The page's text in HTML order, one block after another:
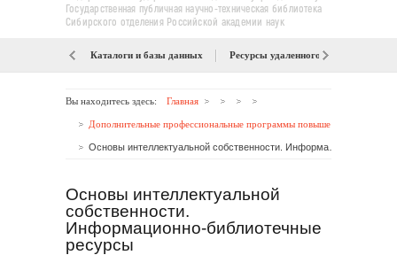
Государственная публичная научно-техническая библиотека
Сибирского отделения Российской академии наук
Каталоги и базы данных Ресурсы удаленного доступа
Вы находитесь здесь: Главная
Основы интеллектуальной
собственности.
Информационно-библиотечные
ресурсы